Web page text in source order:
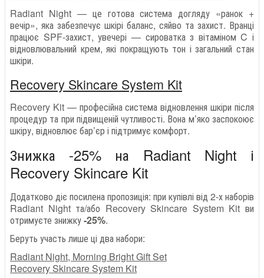
Radiant Night — це готова система догляду «ранок +
вечір», яка забезпечує шкірі баланс, сяйво та захист. Вранці
працює SPF-захист, увечері — сироватка з вітаміном C і
відновлювальний крем, які покращують тон і загальний стан
шкіри.
Recovery Skincare System Kit
Recovery Kit — професійна система відновлення шкіри після
процедур та при підвищеній чутливості. Вона м’яко заспокоює
шкіру, відновлює бар’єр і підтримує комфорт.
Знижка -25% на Radiant Night і
Recovery Skincare Kit
Додатково діє посилена пропозиція: при купівлі від 2-х наборів
Radiant Night та/або Recovery Skincare System Kit ви
отримуєте знижку-25%.
Беруть участь лише ці два набори:
Radiant Night, Morning Bright Gift Set
Recovery Skincare System Kit